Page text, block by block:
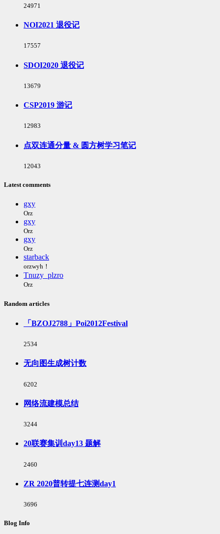
浏
次
24971
NOI2021 退役记
浏
次
数:
17557
SDOI2020 退役记
浏
次
13679
CSP2019 游记
浏
次
数:
12983
点双连通分量 & 圆方树学习笔记
浏
次
12043
Latest comments
gxy
Orz
gxy
Orz
gxy
Orz
starback
orzwyh！
Tnuzy_plzro
Orz
Random articles
「BZOJ2788」Poi2012Festival
浏
次
2534
无向图生成树计数
浏
次
数:
6202
网络流建模总结
浏
次
3244
20联赛集训day13 题解
浏
次
数:
2460
ZR 2020普转提七连测day1
浏
次
3696
Blog Info